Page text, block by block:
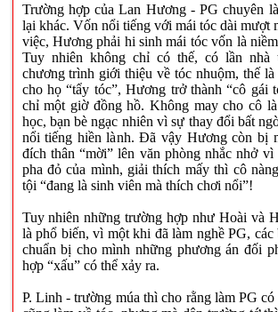
Trường hợp của Lan Hương - PG chuyên
lại khác. Vốn nổi tiếng với mái tóc dài mượt
việc, Hương phải hi sinh mái tóc vốn là
Tuy nhiên không chỉ có thế, có lần nhà
chương trình giới thiệu về tóc nhuộm, thế là
cho họ “tẩy tóc”, Hương trở thành “cô gái
chỉ một giờ đồng hồ. Không may cho cô
học, bạn bè ngạc nhiên vì sự thay đổi bất
nổi tiếng hiền lành. Đã vậy Hương còn bị
đích thân “mời” lên văn phòng nhắc nhở vì
pha đỏ của mình, giải thích mấy thì cô
tội “đang là sinh viên mà thích chơi nổi”!
Tuy nhiên những trường hợp như Hoài và
là phổ biến, vì một khi đã làm nghề PG, các
chuẩn bị cho mình những phương án đối
hợp “xấu” có thể xảy ra.
P. Linh - trường múa thì cho rằng làm PG